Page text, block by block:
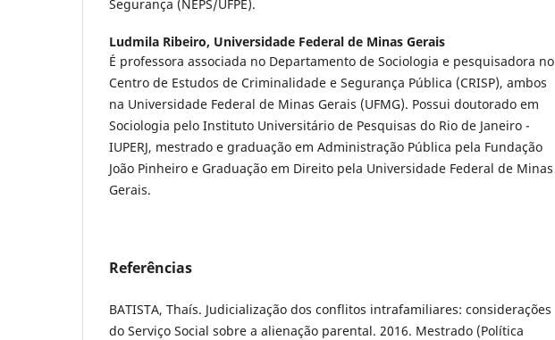
Segurança (NEPS/UFPE).
Ludmila Ribeiro, Universidade Federal de Minas Gerais
É professora associada no Departamento de Sociologia e pesquisadora no
Centro de Estudos de Criminalidade e Segurança Pública (CRISP), ambos
na Universidade Federal de Minas Gerais (UFMG). Possui doutorado em
Sociologia pelo Instituto Universitário de Pesquisas do Rio de Janeiro -
IUPERJ, mestrado e graduação em Administração Pública pela Fundação
João Pinheiro e Graduação em Direito pela Universidade Federal de Minas
Gerais.
Referências
BATISTA, Thaís. Judicialização dos conflitos intrafamiliares: considerações
do Serviço Social sobre a alienação parental. 2016. Mestrado (Política